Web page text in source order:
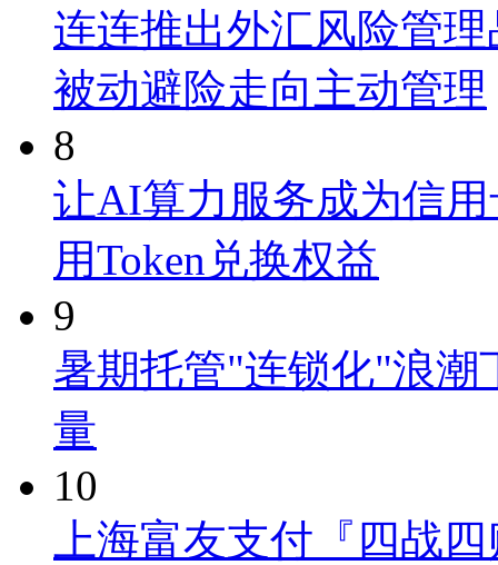
连连推出外汇风险管
被动避险走向主动管理
8
让AI算力服务成为信
用Token兑换权益
9
暑期托管"连锁化"浪潮
量
10
上海富友支付『四战